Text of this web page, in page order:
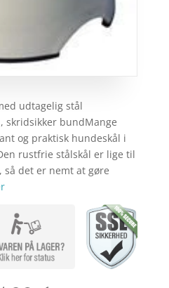
udtagelig stål
skridsikker bundMange
og praktisk hundeskål i
rustfrie stålskål er lige til
så det er nemt at gøre